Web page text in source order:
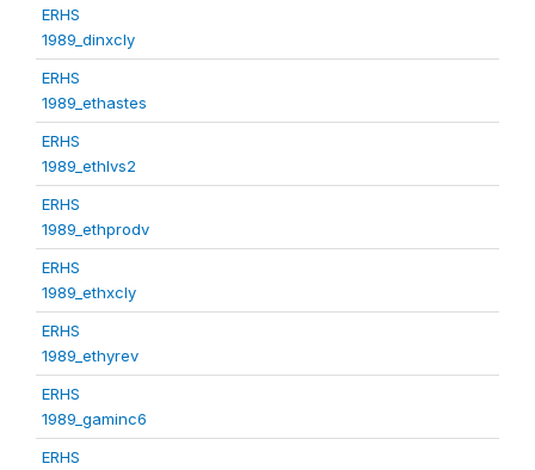
ERHS
1989_dinxcly
ERHS
1989_ethastes
ERHS
1989_ethlvs2
ERHS
1989_ethprodv
ERHS
1989_ethxcly
ERHS
1989_ethyrev
ERHS
1989_gaminc6
ERHS